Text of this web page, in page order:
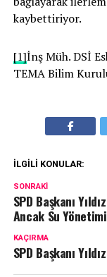
kaybettiriyor.
[1]İnş Müh. DSİ
TEMA Bilim
İLGILI KONULAR:
SONRAKI
SPD Başkanı
Ancak Su
KAÇIRMA
SPD Başkanı